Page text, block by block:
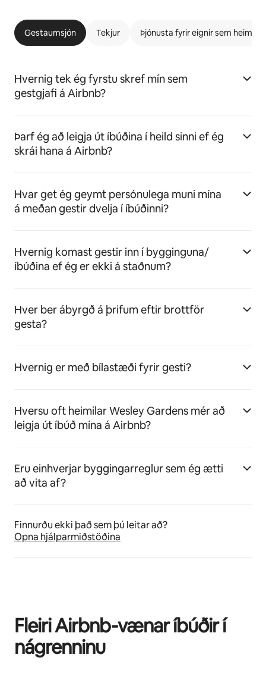
Gestaumsjón Tekjur Þjónusta fyrir eignir sem heimila
Hvernig tek ég fyrstu skref mín sem
gestgjafi á Airbnb?
Þarf ég að leigja út íbúðina í heild sinni ef ég
skrái hana á Airbnb?
Hvar get ég geymt persónulega muni mína
á meðan gestir dvelja í íbúðinni?
Hvernig komast gestir inn í bygginguna/
íbúðina ef ég er ekki á staðnum?
Hver ber ábyrgð á þrifum eftir brottför
gesta?
Hvernig er með bílastæði fyrir gesti?
Hversu oft heimilar Wesley Gardens mér að
leigja út íbúð mína á Airbnb?
Eru einhverjar byggingarreglur sem ég ætti
að vita af?
Finnurðu ekki það sem þú leitar að?
Opna hjálparmiðstöðina
Fleiri Airbnb-vænar íbúðir í
nágrenninu